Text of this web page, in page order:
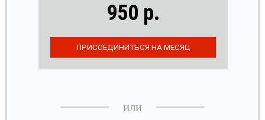
950 р.